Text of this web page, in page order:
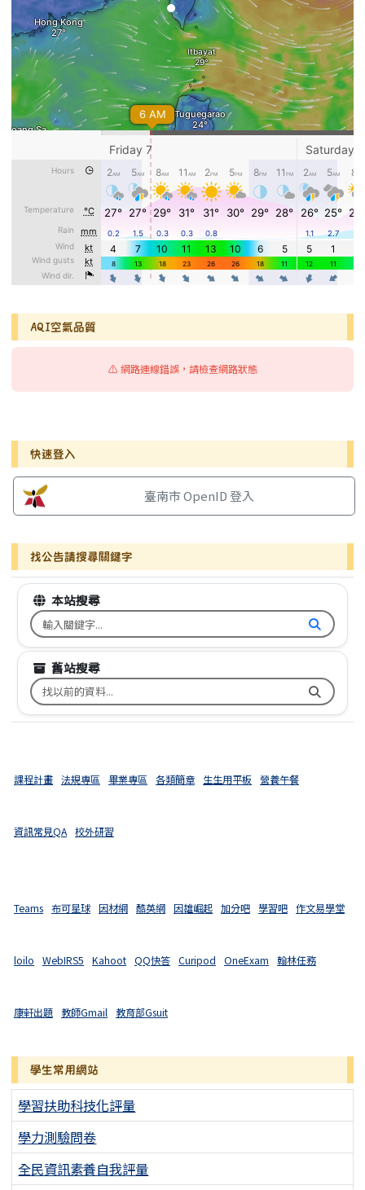
AQI空氣品質
⚠️ 網路連線錯誤，請檢查網路狀態
右邊區域內容
快速登入
臺南市 OpenID 登入
找公告請搜尋關鍵字
本站搜尋
搜尋台南市文元國小全球資訊網關鍵字
舊站搜尋
搜尋台南市文元國小舊校網關鍵字
課程計畫 法規專區 畢業專區 各類簡章 生生用平板 營養午餐
資訊常見QA 校外研習
Teams 布可星球 因材網 酷英網 因雄崛起 加分吧 學習吧 作文易學堂
loilo WebIRS5 Kahoot QQ快答 Curipod OneExam 翰林任務
康軒出題 教師Gmail 教育部Gsuit
學生常用網站
學習扶助科技化評量
學力測驗問卷
全民資訊素養自我評量